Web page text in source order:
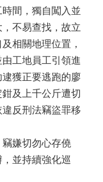
間，獨自闖入並
不易查找，故立
相關地理位置，
工地員工引領進
獲正要逃跑的廖
及上千公斤遭切
反刑法竊盜罪移
嫌切勿心存僥
並持續強化巡